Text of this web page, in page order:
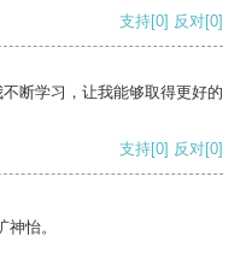
支持[0] 反对[0]
断学习，让我能够取得更好的
支持[0] 反对[0]
怡。